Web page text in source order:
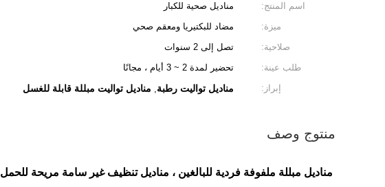
اسم المنتج: مناديل صحية للكبار
ميزة:
مضاد للبكتيريا ومعقم صحي
صلاحية:
تصل إلى 2 سنوات
طلب عينة:
تحضير لمدة 2 ~ 3 أيام ، مجانًا
إبراز:
مناديل تواليت رطبة, مناديل تواليت مبللة قابلة للغسل
منتوج وصف
مناديل مبللة ملفوفة فردية للبالغين ، مناديل تنظيف غير سامة مريحة للحمل